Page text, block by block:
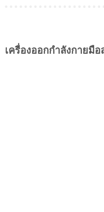
เครื่องออกกำลังกายมือ